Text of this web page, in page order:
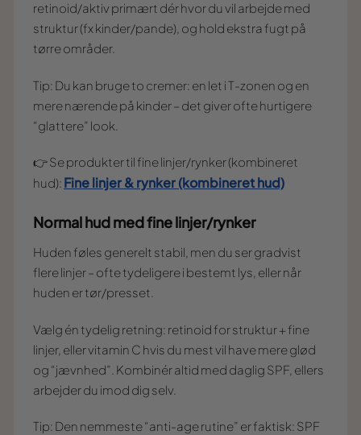
retinoid/aktiv primært dér hvor du vil arbejde med
struktur (fx kinder/pande), og hold ekstra fugt på
tørre områder.
Tip: Du kan bruge to cremer: en let i T-zonen og en
mere nærende på kinder – det giver ofte hurtigere
“glattere” look.
👉 Se produkter til fine linjer/rynker (kombineret
hud): Fine linjer & rynker (kombineret hud)
Normal hud med fine linjer/rynker
Huden føles generelt stabil, men du ser gradvist
flere linjer – ofte tydeligere i bestemt lys, eller når
huden er tør/presset.
Vælg én tydelig retning: retinoid for struktur + fine
linjer, eller vitamin C hvis du mest vil have mere glød
og “jævnhed”. Kombinér altid med daglig SPF, ellers
arbejder du imod dig selv.
Tip: Den nemmeste “anti-age rutine” er faktisk: SPF